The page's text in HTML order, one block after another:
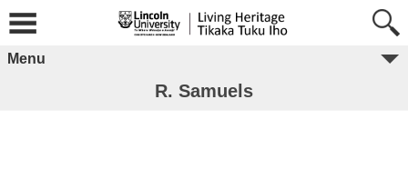
Menu
R. Samuels